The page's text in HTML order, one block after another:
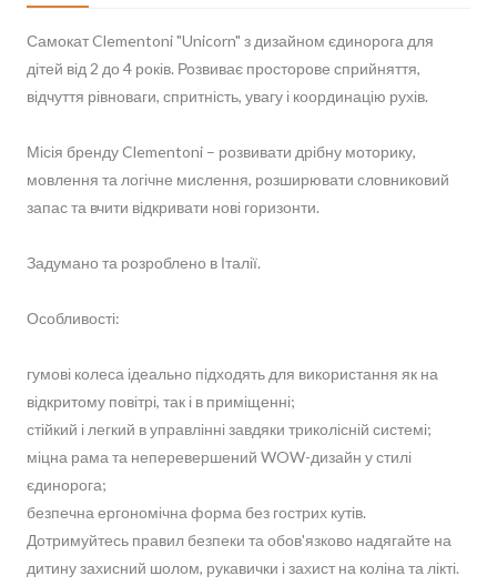
Самокат Clementoni "Unicorn" з дизайном єдинорога для
дітей від 2 до 4 років. Розвиває просторове сприйняття,
відчуття рівноваги, спритність, увагу і координацію рухів.
Місія бренду Clementoni – розвивати дрібну моторику,
мовлення та логічне мислення, розширювати словниковий
запас та вчити відкривати нові горизонти.
Задумано та розроблено в Італії.
Особливості:
гумові колеса ідеально підходять для використання як на
відкритому повітрі, так і в приміщенні;
стійкий і легкий в управлінні завдяки триколісній системі;
міцна рама та неперевершений WOW-дизайн у стилі
єдинорога;
безпечна ергономічна форма без гострих кутів.
Дотримуйтесь правил безпеки та обов'язково надягайте на
дитину захисний шолом, рукавички і захист на коліна та лікті.